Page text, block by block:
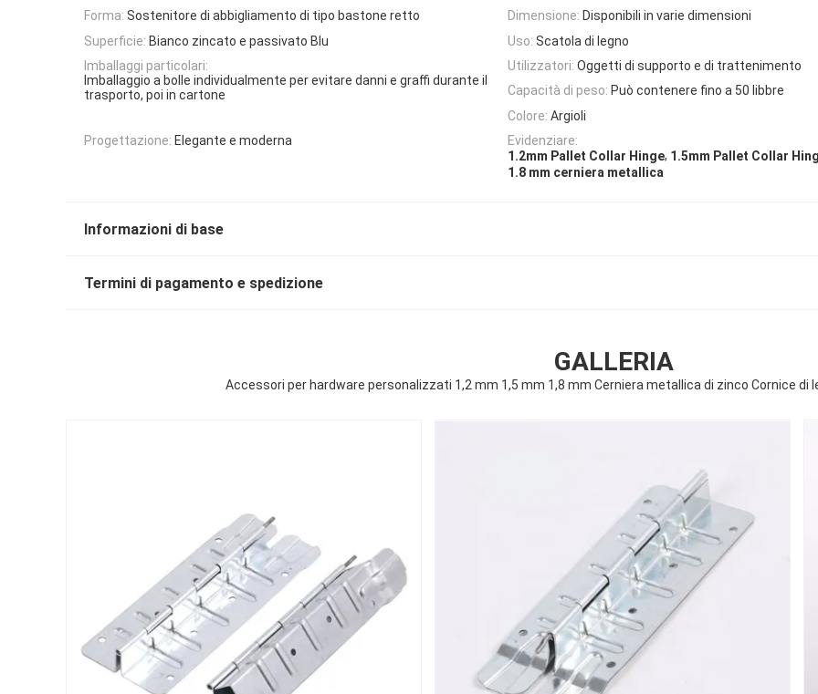
Forma: Sostenitore di abbigliamento di tipo bastone retto Dimensione: Disponibili in varie dimensioni
Superficie: Bianco zincato e passivato Blu Uso: Scatola di legno
Imballaggi particolari:
Imballaggio a bolle individualmente per evitare danni e graffi durante il
trasporto, poi in cartone
Utilizzatori: Oggetti di supporto e di trattenimento
Capacità di peso: Può contenere fino a 50 libbre
Colore: Argioli
Progettazione: Elegante e moderna
Evidenziare:
1.2mm Pallet Collar Hinge, 1.5mm Pallet Collar
1.8 mm cerniera metallica
Informazioni di base
Termini di pagamento e spedizione
GALLERIA
Accessori per hardware personalizzati 1,2 mm 1,5 mm 1,8 mm Cerniera metallica di zinco Cornice di